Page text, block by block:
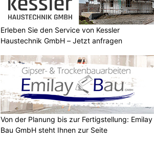
Erleben Sie den Service von Kessler
Haustechnik GmbH – Jetzt anfragen
Von der Planung bis zur Fertigstellung: Emilay
Bau GmbH steht Ihnen zur Seite